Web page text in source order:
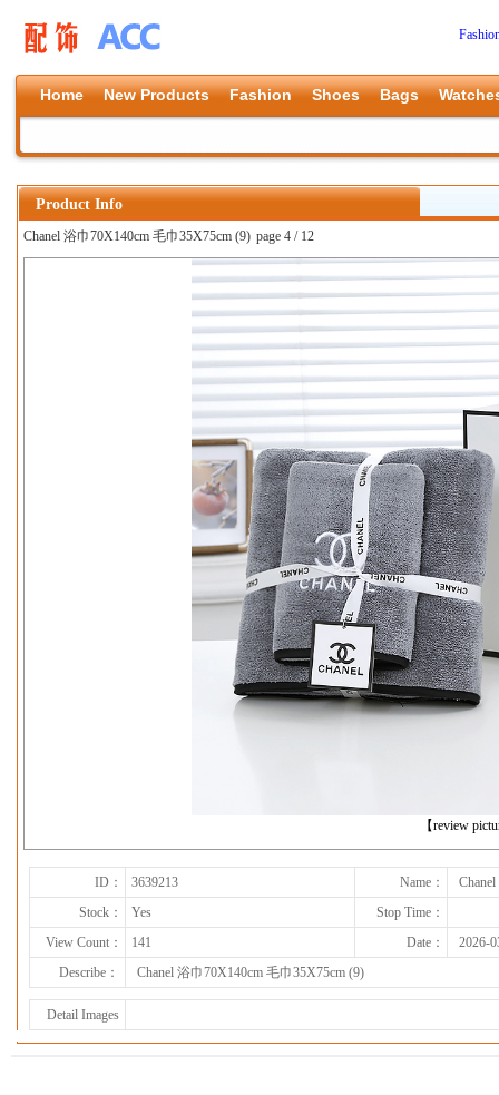
Home New Products Fashion Shoes Bags
Product Info
Chanel 浴巾70X140cm 毛巾35X75cm (9) page 4 / 12
【review
上一张
ID： 3639213 Name：
Stock：
Yes
Stop Time：
View Count：
141 Date：
2026-
Describe：
Chanel 浴巾70X140cm 毛巾35X75cm (9)
Detail Images